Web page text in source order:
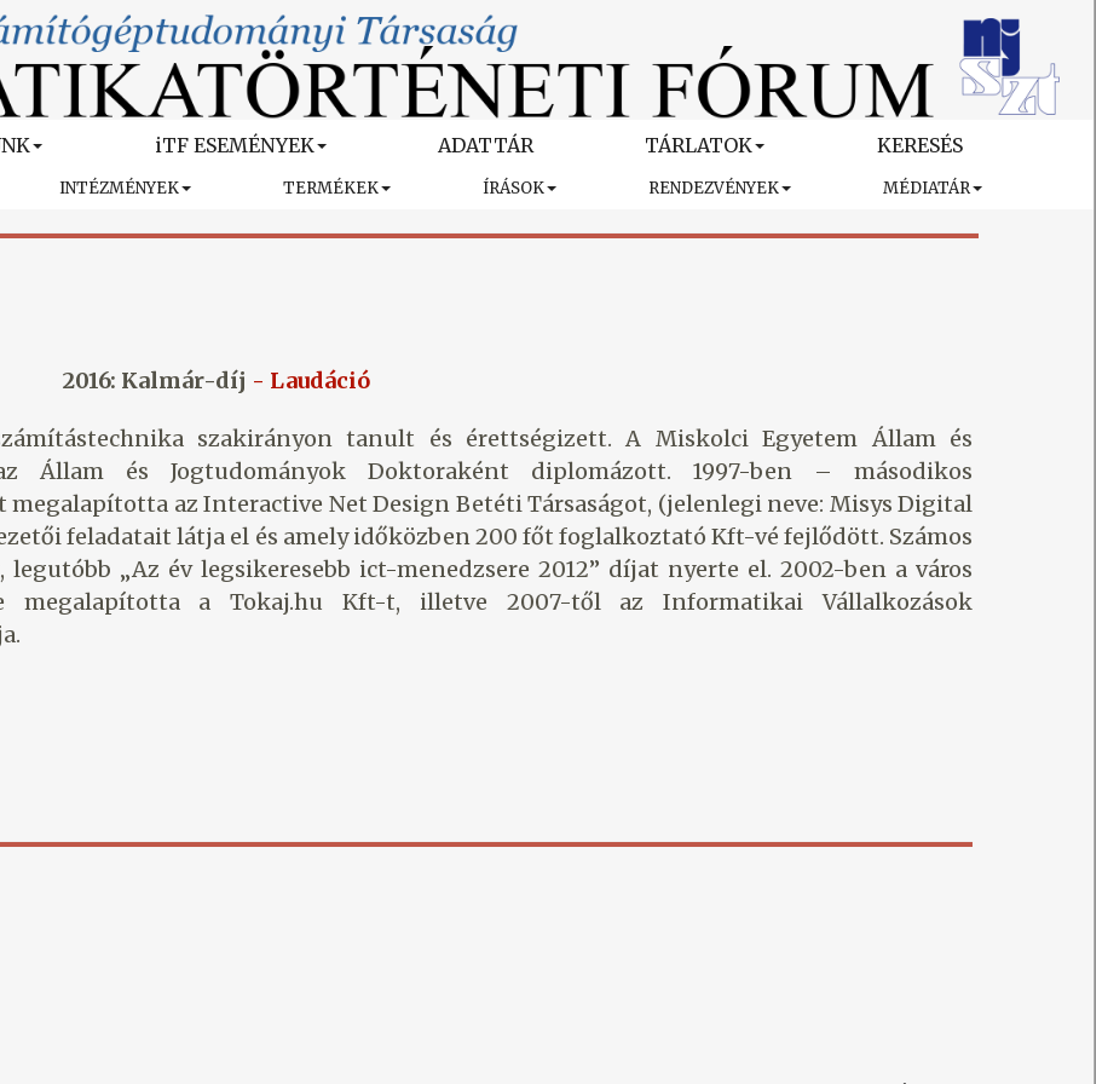
iTF ESEMÉNYEK ADATTÁR TÁRLATOK KERESÉS
INTÉZMÉNYEK TERMÉKEK ÍRÁSOK RENDEZVÉNYEK MÉDIATÁR
2016: Kalmár-díj - Laudáció
szakirányon tanult és érettségizett. A Miskolci Egyetem Állam és
Állam és Jogtudományok Doktoraként diplomázott. 1997-ben – másodikos
az Interactive Net Design Betéti Társaságot, (jelenlegi neve: Misys Digital
feladatait látja el és amely időközben 200 főt foglalkoztató Kft-vé fejlődött. Számos
legutóbb „Az év legsikeresebb ict-menedzsere 2012” díjat nyerte el. 2002-ben a város
megalapította a Tokaj.hu Kft-t, illetve 2007-től az Informatikai Vállalkozások